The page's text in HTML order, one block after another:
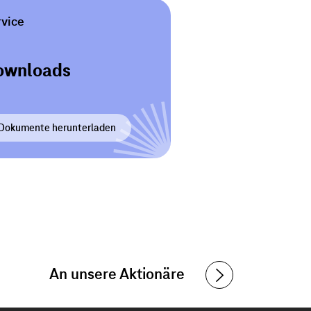
Dokumente herunterladen
An unsere Aktionäre